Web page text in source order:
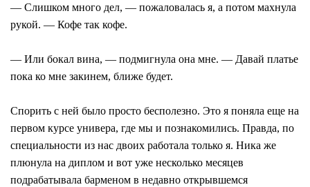
— Слишком много дел, — пожаловалась я, а потом махнула
рукой. — Кофе так кофе.
— Или бокал вина, — подмигнула она мне. — Давай платье
пока ко мне закинем, ближе будет.
Спорить с ней было просто бесполезно. Это я поняла еще на
первом курсе универа, где мы и познакомились. Правда, по
специальности из нас двоих работала только я. Ника же
плюнула на диплом и вот уже несколько месяцев
подрабатывала барменом в недавно открывшемся